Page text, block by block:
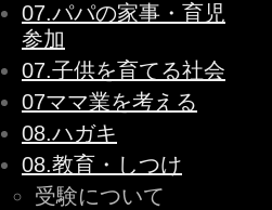
07.パパの家事・育児
参加
07.子供を育てる社会
07ママ業を考える
08.ハガキ
08.教育・しつけ
受験について